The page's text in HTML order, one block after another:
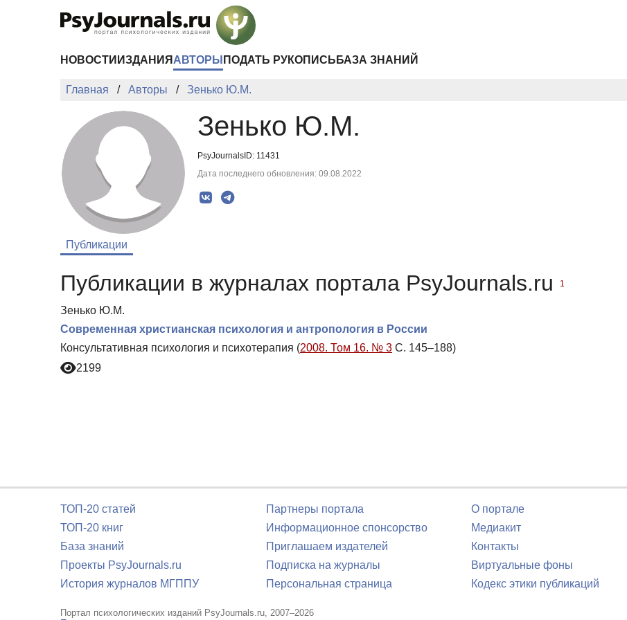
НОВОСТИ ИЗДАНИЯ АВТОРЫ ПОДАТЬ РУКОПИСЬ БАЗА ЗНАНИЙ
Главная Авторы Зенько Ю.М.
Зенько Ю.М.
PsyJournalsID: 11431
Дата последнего обновления: 09.08.2022
Публикации
Публикации в журналах портала PsyJournals.ru 1
Зенько Ю.М.
Современная христианская психология и антропология в России
Консультативная психология и психотерапия (2008. Том 16. № 3 С. 145–188)
2199
ТОП-20 статей
ТОП-20 книг
База знаний
Проекты PsyJournals.ru
История журналов МГППУ
Партнеры портала
Информационное спонсорство
Приглашаем издателей
Подписка на журналы
Персональная страница
О портале
Медиакит
Контакты
Виртуальные фоны
Кодекс этики публикаций
Портал психологических изданий PsyJournals.ru, 2007–2026